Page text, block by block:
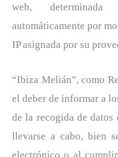
web, determinada
automáticamente por
IP asignada por su
“Ibiza Melián”, como
el deber de informar a
de la recogida de datos
llevarse a cabo, bien